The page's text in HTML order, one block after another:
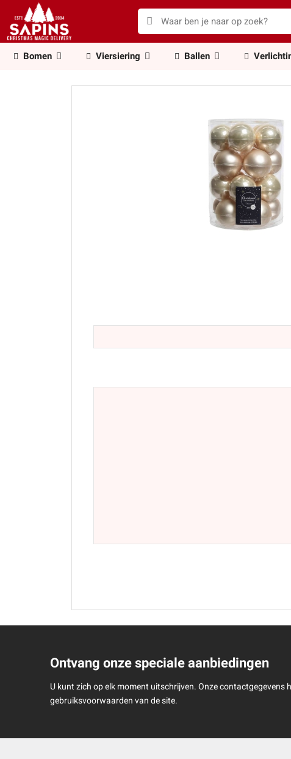
Bomen Viersiering Ballen
Ontvang onze speciale aanbiedingen
U kunt zich op elk moment uitschrijven. Onze contactgegevens
gebruiksvoorwaarden van de site.